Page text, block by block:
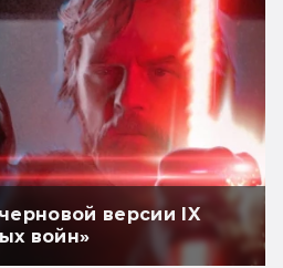
версии IX
войн»